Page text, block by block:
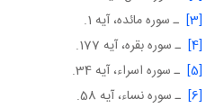
[3] ـ سوره مائده، آيه 1.
[4] ـ سوره بقره، آيه 177.
[5] ـ سوره اسراء، آيه 34.
[6] ـ سوره نساء، آيه 58.